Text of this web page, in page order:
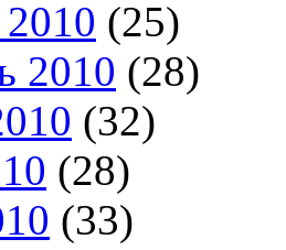
(25)
2010 (28)
(32)
(28)
(33)